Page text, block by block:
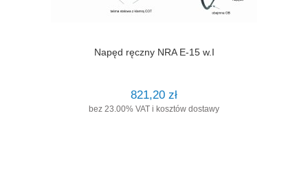
Napęd ręczny NRA E-15 w.I
821,20 zł
bez 23.00% VAT i kosztów dostawy